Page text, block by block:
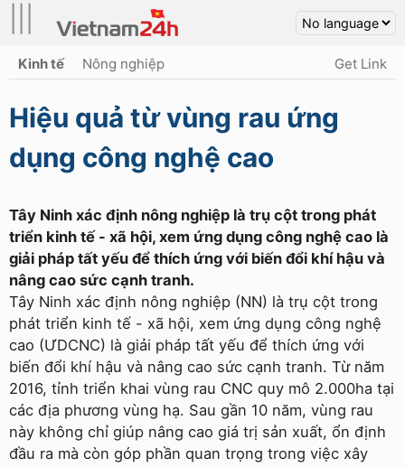
Kinh tế Nông nghiệp Get Link
Hiệu quả từ vùng rau ứng
dụng công nghệ cao
Tây Ninh xác định nông nghiệp là trụ cột trong phát
triển kinh tế - xã hội, xem ứng dụng công nghệ cao là
giải pháp tất yếu để thích ứng với biến đổi khí hậu và
nâng cao sức cạnh tranh.
Tây Ninh xác định nông nghiệp (NN) là trụ cột trong
phát triển kinh tế - xã hội, xem ứng dụng công nghệ
cao (ƯDCNC) là giải pháp tất yếu để thích ứng với
biến đổi khí hậu và nâng cao sức cạnh tranh. Từ năm
2016, tỉnh triển khai vùng rau CNC quy mô 2.000ha tại
các địa phương vùng hạ. Sau gần 10 năm, vùng rau
này không chỉ giúp nâng cao giá trị sản xuất, ổn định
đầu ra mà còn góp phần quan trọng trong việc xây